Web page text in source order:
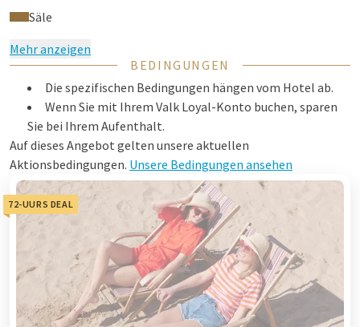
Säle
Mehr anzeigen
BEDINGUNGEN
Die spezifischen Bedingungen hängen vom Hotel ab.
Wenn Sie mit Ihrem Valk Loyal-Konto buchen, sparen
Sie bei Ihrem Aufenthalt.
Auf dieses Angebot gelten unsere aktuellen
Aktionsbedingungen. Unsere Bedingungen ansehen
72-UURS DEAL